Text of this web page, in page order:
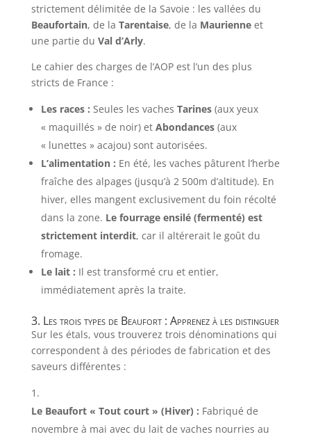
strictement délimitée de la Savoie : les vallées du
Beaufortain, de la Tarentaise, de la Maurienneet
une partie du Val d’Arly.
Le cahier des charges de l’AOP est l’un des plus
stricts de France :
Les races : Seules les vaches Tarines(aux yeux
« maquillés » de noir) et Abondances(aux
« lunettes » acajou) sont autorisées.
L’alimentation : En été, les vaches pâturent l’herbe
fraîche des alpages (jusqu’à 2 500m d’altitude). En
hiver, elles mangent exclusivement du foin récolté
dans la zone. Le fourrage ensilé (fermenté) est
strictement interdit, car il altérerait le goût du
fromage.
Le lait : Il est transformé cru et entier,
immédiatement après la traite.
3. Les trois types de Beaufort : Apprenez à les distinguer
Sur les étals, vous trouverez trois dénominations qui
correspondent à des périodes de fabrication et des
saveurs différentes :
Le Beaufort « Tout court » (Hiver) : Fabriqué de
novembre à mai avec du lait de vaches nourries au